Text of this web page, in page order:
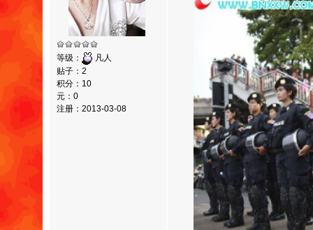
等级：
凡人
贴子：2
积分：10
元：0
注册：2013-03-08